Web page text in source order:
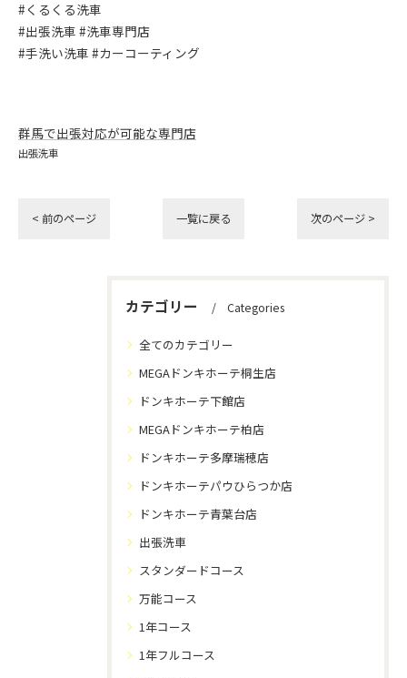
#くるくる洗車
#出張洗車 #洗車専門店
#手洗い洗車 #カーコーティング
群馬で出張対応が可能な専門店
出張洗車
< 前のページ 一覧に戻る 次のページ >
カテゴリー Categories
全てのカテゴリー
MEGAドンキホーテ桐生店
ドンキホーテ下館店
MEGAドンキホーテ柏店
ドンキホーテ多摩瑞穂店
ドンキホーテパウひらつか店
ドンキホーテ青葉台店
出張洗車
スタンダードコース
万能コース
1年コース
1年フルコース